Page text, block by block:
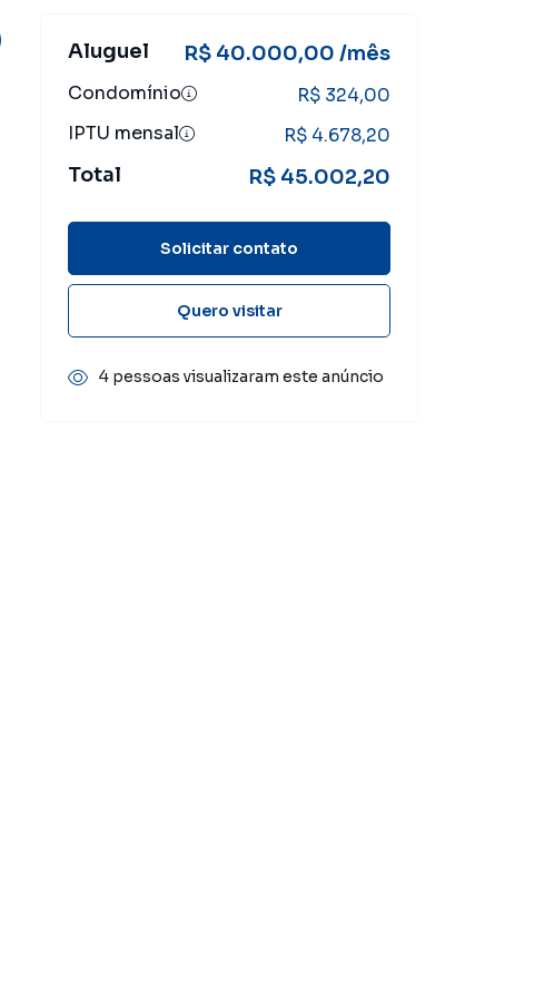
Aluguel R$ 40.000,00 /mês
Condomínio
R$ 324,00
IPTU mensal
R$ 4.678,20
Total R$ 45.002,20
Solicitar contato
Quero visitar
4 pessoas visualizaram este anúncio